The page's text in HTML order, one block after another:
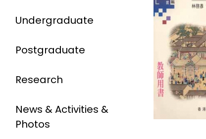
Undergraduate
Postgraduate
Research
News & Activities &
Photos